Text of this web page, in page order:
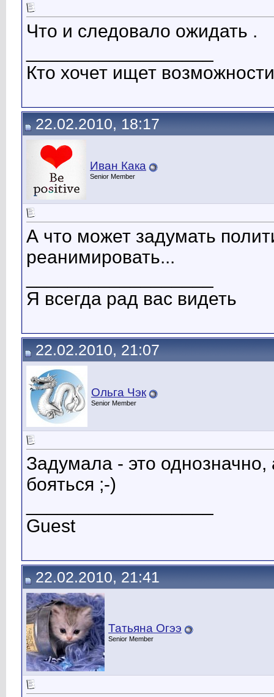
Что и следовало ожидать .
Кто хочет ищет
22.02.2010, 18:17
Иван Кака
Senior Member
А что может задумать
реанимировать...
Я всегда рад вас видеть
22.02.2010, 21:07
Ольга Чэк
Senior Member
Задумала - это
бояться ;-)
Guest
22.02.2010, 21:41
Татьяна Огээ
Senior Member